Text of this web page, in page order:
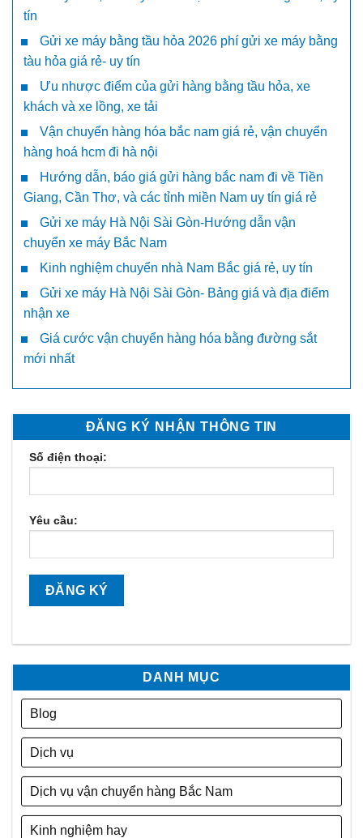
tín
Gửi xe máy bằng tầu hỏa 2026 phí gửi xe máy bằng
tàu hỏa giá rẻ- uy tín
Ưu nhược điểm của gửi hàng bằng tầu hỏa, xe
khách và xe lồng, xe tải
Vận chuyển hàng hóa bắc nam giá rẻ, vận chuyển
hàng hoá hcm đi hà nội
Hướng dẫn, báo giá gửi hàng bắc nam đi về Tiền
Giang, Cần Thơ, và các tỉnh miền Nam uy tín giá rẻ
Gửi xe máy Hà Nội Sài Gòn-Hướng dẫn vận
chuyển xe máy Bắc Nam
Kinh nghiệm chuyển nhà Nam Bắc giá rẻ, uy tín
Gửi xe máy Hà Nội Sài Gòn- Bảng giá và địa điểm
nhận xe
Giá cước vận chuyển hàng hóa bằng đường sắt
mới nhất
ĐĂNG KÝ NHẬN THÔNG TIN
Số điện thoại:
Yêu cầu:
DANH MỤC
Blog
Dịch vụ
Dịch vụ vận chuyển hàng Bắc Nam
Kinh nghiệm hay